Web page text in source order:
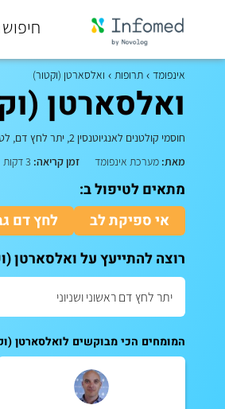
סוף
התפריט
הראשי.
אינפומד תרופות ואלסארטן (וקטור)
ואלסארטן
חוסמי קולטנים לאנגיוטנסין 2, יתר לחץ דם, לטיפול, מרחיבי כלי דם
מאת: מערכת אינפומד זמן קריאה:
מתאים לטיפול ב:
אי ספיקת לב
לחץ דם
רוצה להתייעץ על ואלסארטן
המומחים הכי מבוקשים לואלסארטן